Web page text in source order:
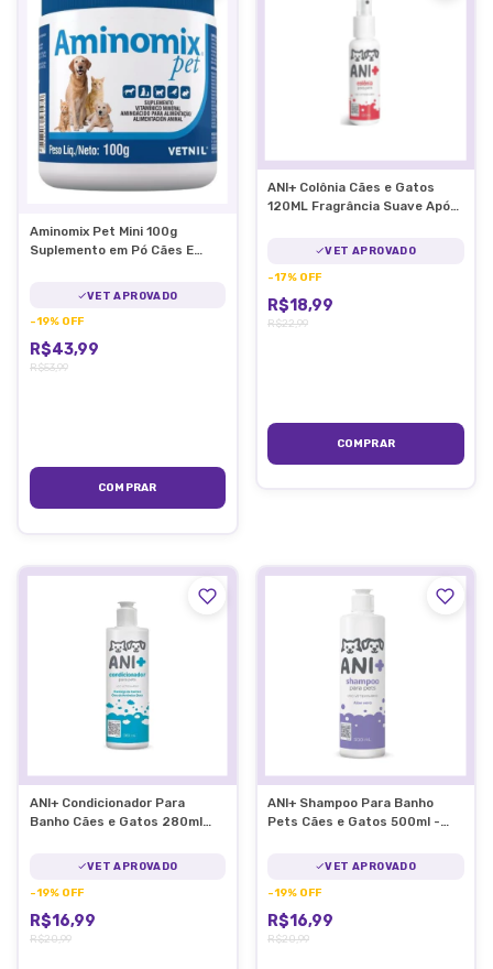
Aminomix Pet Mini 100g
Suplemento em Pó Cães E
VET APROVADO
-19% OFF
R$43,99
R$53,99
ANI+ Colônia Cães e Gatos
120ML Fragrância Suave Após
VET APROVADO
-17% OFF
R$18,99
R$22,99
ANI+ Condicionador Para
Banho Cães e Gatos 280ml
VET APROVADO
-19% OFF
R$16,99
R$20,99
ANI+ Shampoo Para Banho
Pets Cães e Gatos 500ml -
VET APROVADO
-19% OFF
R$16,99
R$20,99